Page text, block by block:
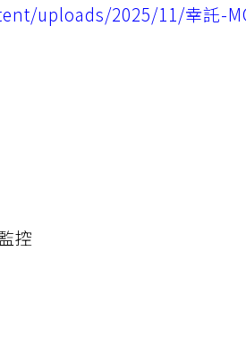
uploads/2025/11/幸託-
控